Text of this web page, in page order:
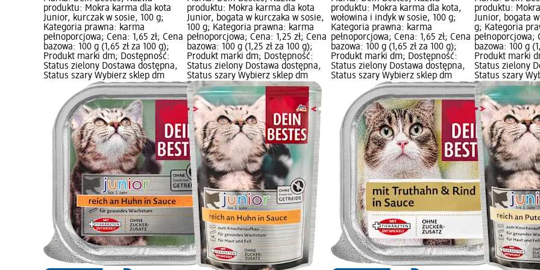
produktu: Mokra karma dla kota
Junior, kurczak w sosie, 100 g;
Kategoria prawna: karma
pełnoporcjowa; Cena: 1,65 zł; Cena
bazowa: 100 g (1,65 zł za 100 g);
Produkt marki dm; Dostępność:
Status zielony Dostawa dostępna,
Status szary Wybierz sklep dm
produktu: Mokra karma dla kota
Junior, bogata w kurczaka w sosie,
100 g; Kategoria prawna: karma
pełnoporcjowa; Cena: 1,25 zł; Cena
bazowa: 100 g (1,25 zł za 100 g);
Produkt marki dm; Dostępność:
Status zielony Dostawa dostępna,
Status szary Wybierz sklep dm
produktu: Mokra karma dla kota,
wołowina i indyk w sosie, 100 g;
Kategoria prawna: karma
pełnoporcjowa; Cena: 1,65 zł; Cena
bazowa: 100 g (1,65 zł za 100 g);
Produkt marki dm; Dostępność:
Status zielony Dostawa dostępna,
Status szary Wybierz sklep dm
produktu:
Junior, bogata
g; Kategoria
pełnoporcjowa;
bazowa: 100 g
Produkt marki
Status zielony
Status szary